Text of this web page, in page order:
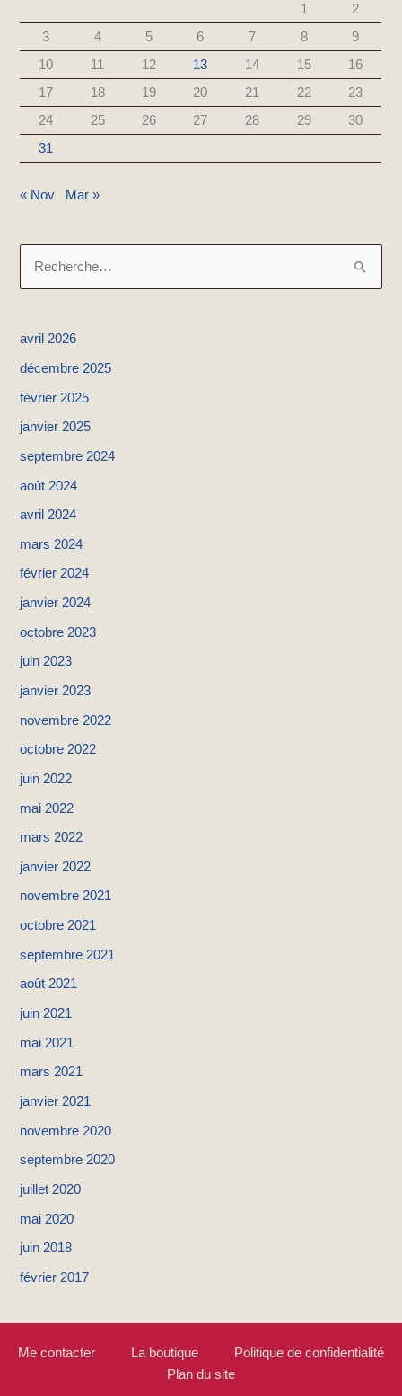
1
2
3
4 5 6 7 8
9
10
11 12 13 14 15
16
17
18 19 20 21 22
23
24
25 26 27 28 29
30
31
« Nov Mar »
e
r
c
h
e
avril 2026
décembre 2025
février 2025
janvier 2025
septembre 2024
août 2024
avril 2024
mars 2024
février 2024
janvier 2024
octobre 2023
juin 2023
janvier 2023
novembre 2022
octobre 2022
juin 2022
mai 2022
mars 2022
janvier 2022
novembre 2021
octobre 2021
septembre 2021
août 2021
juin 2021
mai 2021
mars 2021
janvier 2021
novembre 2020
septembre 2020
juillet 2020
mai 2020
juin 2018
février 2017
Me contacter La boutique
Politique de confidentialité
Plan du site